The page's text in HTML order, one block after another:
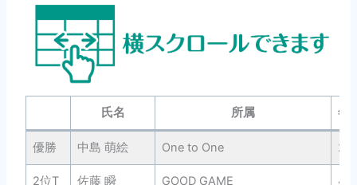
氏名 所属 年
優勝 中島 萌絵 One to One 25
2位T 佐藤 瞬 GOOD GAME 41